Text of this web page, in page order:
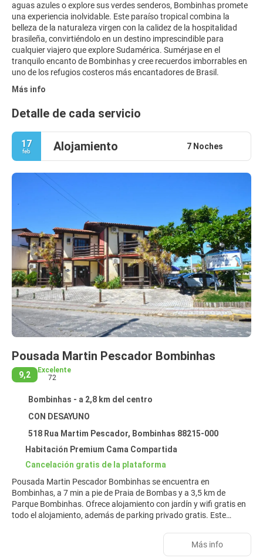
aguas azules o explore sus verdes senderos, Bombinhas promete
una experiencia inolvidable. Este paraíso tropical combina la
belleza de la naturaleza virgen con la calidez de la hospitalidad
brasileña, convirtiéndolo en un destino imprescindible para
cualquier viajero que explore Sudamérica. Sumérjase en el
tranquilo encanto de Bombinhas y cree recuerdos imborrables en
uno de los refugios costeros más encantadores de Brasil.
Más info
Detalle de cada servicio
17
feb Alojamiento 7 Noches
Pousada Martin Pescador Bombinhas
9,2
Excelente
72
Bombinhas - a 2,8 km del centro
CON DESAYUNO
518 Rua Martim Pescador, Bombinhas 88215-000
Habitación Premium Cama Compartida
Cancelación gratis de la plataforma
Pousada Martin Pescador Bombinhas se encuentra en
Bombinhas, a 7 min a pie de Praia de Bombas y a 3,5 km de
Parque Bombinhas. Ofrece alojamiento con jardín y wifi gratis en
todo el alojamiento, además de parking privado gratis. Este
ofrece barbacoa. Este alojamiento libre de humo está a 19 km de
Más info